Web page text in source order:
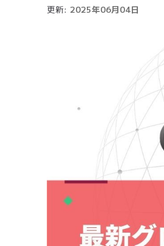
更新: 2025年06月04日